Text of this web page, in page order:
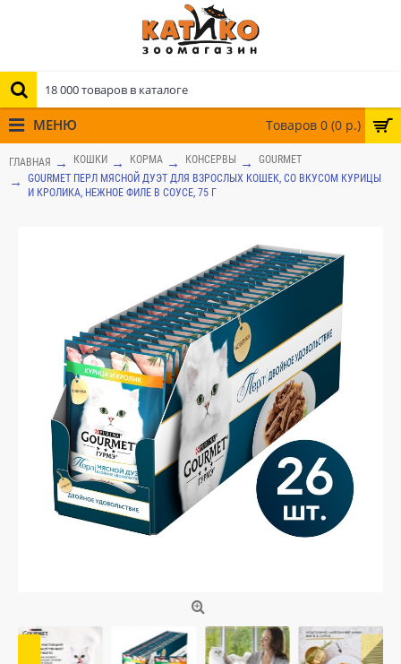
Товаров 0 (0 р.)
МЕНЮ
ГЛАВНАЯ КОШКИ КОРМА КОНСЕРВЫ
GOURMET
GOURMET ПЕРЛ МЯСНОЙ ДУЭТ ДЛЯ ВЗРОСЛЫХ КОШЕК, СО ВКУСОМ КУРИЦЫ
И КРОЛИКА, НЕЖНОЕ ФИЛЕ В СОУСЕ, 75 Г